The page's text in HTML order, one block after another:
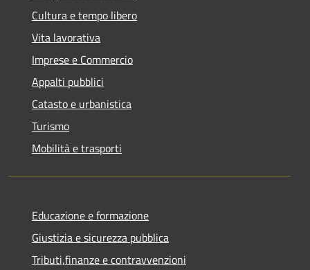
Cultura e tempo libero
Vita lavorativa
Imprese e Commercio
Appalti pubblici
Catasto e urbanistica
Turismo
Mobilità e trasporti
Educazione e formazione
Giustizia e sicurezza pubblica
Tributi,finanze e contravvenzioni